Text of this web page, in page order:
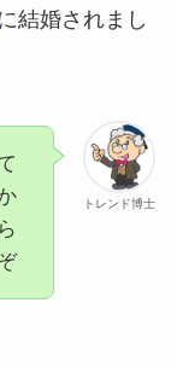
結婚されまし
トレンド博士